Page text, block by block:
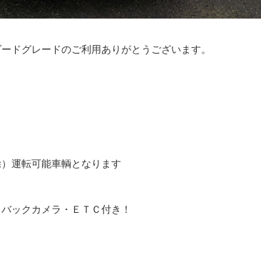
グレードのご利用ありがとうございます。
運転可能車輌となります
ックカメラ・ＥＴＣ付き！